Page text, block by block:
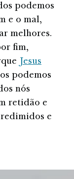
podemos
e o mal,
melhores.
fim,
Jesus
podemos
nós
retidão e
redimidos e